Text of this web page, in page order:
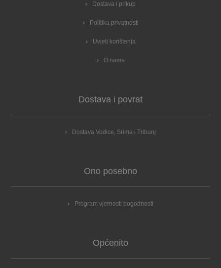
Dostava i prikup
Politika privatnosti
Uvjeti korištenja
O nama
Dostava i povrat
Dostava Vodice, Srima i Tribunj
Ono posebno
Program vjernosti pogodnosti
Općenito